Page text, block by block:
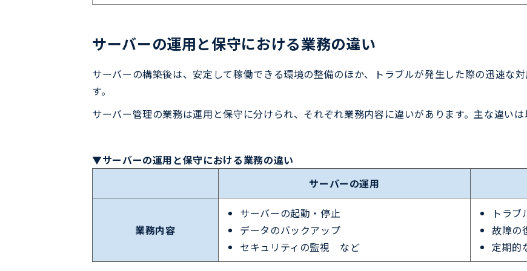
サーバーの運用と保守における業務の違い
サーバーの構築後は、安定して稼働できる環境の整備のほか、トラブルが発生した際の迅速な
す。
サーバー管理の業務は運用と保守に分けられ、それぞれ業務内容に違いがあります。主な違いは
▼サーバーの運用と保守における業務の違い
サーバーの運用
業務内容
サーバーの起動・停止
データのバックアップ
セキュリティの監視 など
トラ
故障の
定期